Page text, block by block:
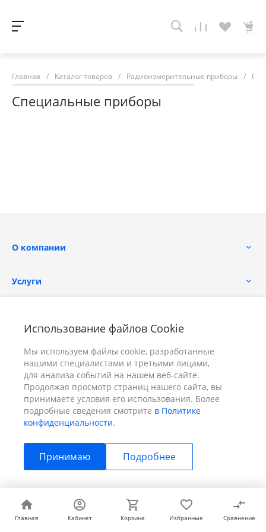
Использование файлов Cookie
Мы используем файлы cookie, разработанные
нашими специалистами и третьими лицами,
для анализа событий на нашем веб-сайте.
Продолжая просмотр страниц нашего сайта, вы
принимаете условия его использования. Более
подробные сведения смотрите в Политике
конфиденциальности.
Принимаю Подробнее
Главная Кабинет Корзина Избранные Сравнение
Главная Кабинет Корзина Избранные Сравнение
Главная / Каталог товаров / Радиоизмерительные приборы /
Специальные приборы
О компании
Услуги
+7 (391) 298-00-11 Заказать звонок
г. Красноярск, пер. Телевизорный 9 "А" ООО "ПРИЗМ"
© 2026 ПРИЗМ, Все права защищены